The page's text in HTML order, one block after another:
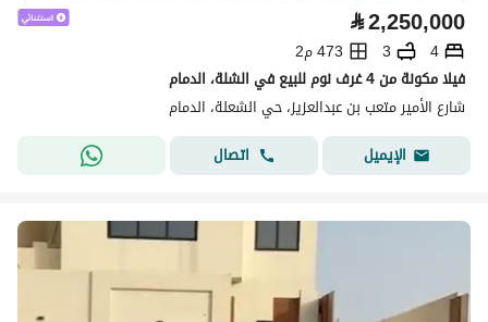
⃁2,250,000
4
3
473 م2
فيلا مكونة من 4 غرف نوم للبيع في الشلة، الدمام
شارع الأمير متعب بن عبدالعزيز، حي الشعلة، الدمام
الإيميل
اتصال